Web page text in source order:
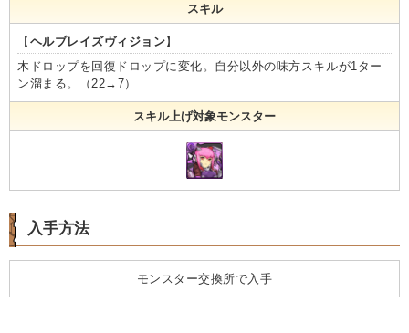
スキル
【 ヘルブレイズヴィジョン】
木ドロップを回復ドロップに変化。自分以外の味方スキルが1ター
ン溜まる。（22→7）
スキル上げ対象モンスター
入手方法
モンスター交換所で入手